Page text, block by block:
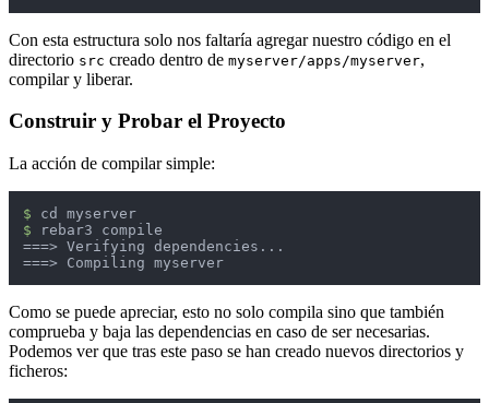
Con esta estructura solo nos faltaría agregar nuestro código en el
directorio src creado dentro de myserver/apps/myserver,
compilar y liberar.
Construir y Probar el Proyecto
La acción de compilar simple:
$
$
rebar3 compile
===> Verifying dependencies...
===> Compiling myserver
Como se puede apreciar, esto no solo compila sino que también
comprueba y baja las dependencias en caso de ser necesarias.
Podemos ver que tras este paso se han creado nuevos directorios y
ficheros: